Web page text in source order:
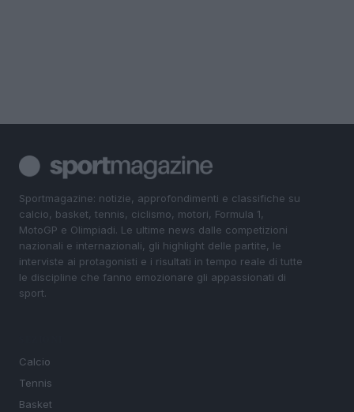
Sportmagazine: notizie, approfondimenti e classifiche su
calcio, basket, tennis, ciclismo, motori, Formula 1,
MotoGP e Olimpiadi. Le ultime news dalle competizioni
nazionali e internazionali, gli highlight delle partite, le
interviste ai protagonisti e i risultati in tempo reale di tutte
le discipline che fanno emozionare gli appassionati di
sport.
Calcio
Tennis
Basket